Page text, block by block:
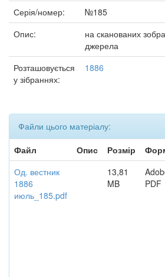
Серія/номер:
№185
Опис:
на сканованих
джерела
Розташовується
у зібраннях:
1886
Файли цього матеріалу:
Файл
Опис Розмір
Од. вестник
1886
июль_185.pdf
13,81
MB
PDF